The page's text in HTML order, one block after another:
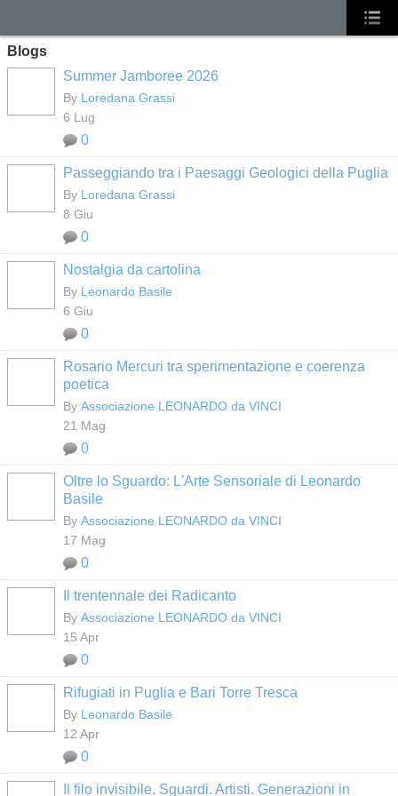
Blogs
Summer Jamboree 2026
By Loredana Grassi
6 Lug
0
Passeggiando tra i Paesaggi Geologici della Puglia
By Loredana Grassi
8 Giu
0
Nostalgia da cartolina
By Leonardo Basile
6 Giu
0
Rosario Mercuri tra sperimentazione e coerenza
poetica
By Associazione LEONARDO da VINCI
21 Mag
0
Oltre lo Sguardo: L'Arte Sensoriale di Leonardo
Basile
By Associazione LEONARDO da VINCI
17 Mag
0
Il trentennale dei Radicanto
By Associazione LEONARDO da VINCI
15 Apr
0
Rifugiati in Puglia e Bari Torre Tresca
By Leonardo Basile
12 Apr
0
Il filo invisibile. Sguardi. Artisti. Generazioni in